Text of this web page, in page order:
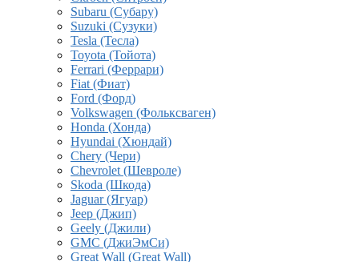
Subaru (Субару)
Suzuki (Сузуки)
Tesla (Тесла)
Toyota (Тойота)
Ferrari (Феррари)
Fiat (Фиат)
Ford (Форд)
Volkswagen (Фольксваген)
Honda (Хонда)
Hyundai (Хюндай)
Chery (Чери)
Chevrolet (Шевроле)
Skoda (Шкода)
Jaguar (Ягуар)
Jeep (Джип)
Geely (Джили)
GMC (ДжиЭмСи)
Great Wall (Great Wall)